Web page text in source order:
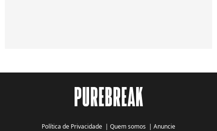
Política de Privacidade | Quem somos | Anuncie